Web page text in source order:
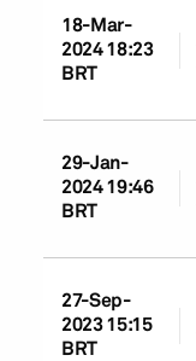
18-Mar-
2024 18:23
BRT
29-Jan-
2024 19:46
BRT
27-Sep-
2023 15:15
BRT